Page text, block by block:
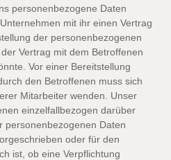
personenbezogene Daten
mit ihr einen Vertrag
der personenbezogenen
Vertrag mit dem Betroffenen
Vor einer Bereitstellung
den Betroffenen muss sich
Mitarbeiter wenden. Unser
einzelfallbezogen darüber
personenbezogenen Daten
oder für den
ist, ob eine Verpflichtung